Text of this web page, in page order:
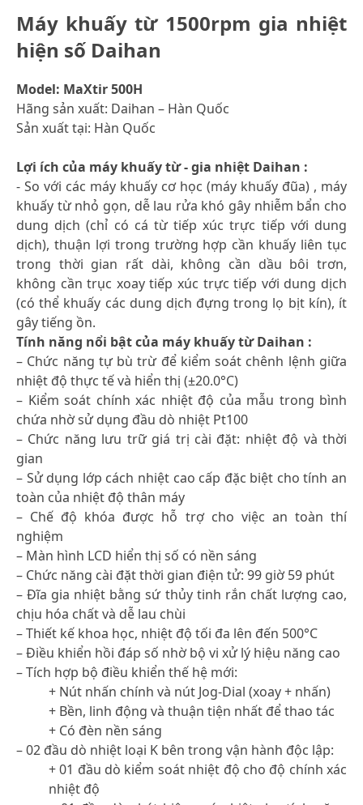
Máy khuấy từ 1500rpm gia nhiệt
hiện số Daihan
Model: MaXtir 500H
Hãng sản xuất: Daihan – Hàn Quốc
Sản xuất tại: Hàn Quốc
Lợi ích của máy khuấy từ - gia nhiệt Daihan :
- So với các máy khuấy cơ học (máy khuấy đũa) , máy
khuấy từ nhỏ gọn, dễ lau rửa khó gây nhiễm bẩn cho
dung dịch (chỉ có cá từ tiếp xúc trực tiếp với dung
dịch), thuận lợi trong trường hợp cần khuấy liên tục
trong thời gian rất dài, không cần dầu bôi trơn,
không cần trục xoay tiếp xúc trực tiếp với dung dịch
(có thể khuấy các dung dịch đựng trong lọ bịt kín), ít
gây tiếng ồn.
Tính năng nổi bật của máy khuấy từ Daihan :
– Chức năng tự bù trừ để kiểm soát chênh lệnh giữa
nhiệt độ thực tế và hiển thị (±20.0°C)
– Kiểm soát chính xác nhiệt độ của mẫu trong bình
chứa nhờ sử dụng đầu dò nhiệt Pt100
– Chức năng lưu trữ giá trị cài đặt: nhiệt độ và thời
gian
– Sử dụng lớp cách nhiệt cao cấp đặc biệt cho tính an
toàn của nhiệt độ thân máy
– Chế độ khóa được hỗ trợ cho việc an toàn thí
nghiệm
– Màn hình LCD hiển thị số có nền sáng
– Chức năng cài đặt thời gian điện tử: 99 giờ 59 phút
– Đĩa gia nhiệt bằng sứ thủy tinh rắn chất lượng cao,
chịu hóa chất và dễ lau chùi
– Thiết kế khoa học, nhiệt độ tối đa lên đến 500°C
– Điều khiển hồi đáp số nhờ bộ vi xử lý hiệu năng cao
– Tích hợp bộ điều khiển thế hệ mới:
+ Nút nhấn chính và nút Jog-Dial (xoay + nhấn)
+ Bền, linh động và thuận tiện nhất để thao tác
+ Có đèn nền sáng
– 02 đầu dò nhiệt loại K bên trong vận hành độc lập:
+ 01 đầu dò kiểm soát nhiệt độ cho độ chính xác
nhiệt độ